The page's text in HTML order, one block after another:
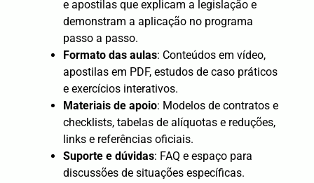
e apostilas que explicam a legislação e
demonstram a aplicação no programa
passo a passo.
Formato das aulas: Conteúdos em vídeo,
apostilas em PDF, estudos de caso práticos
e exercícios interativos.
Materiais de apoio: Modelos de contratos e
checklists, tabelas de alíquotas e reduções,
links e referências oficiais.
Suporte e dúvidas: FAQ e espaço para
discussões de situações específicas.